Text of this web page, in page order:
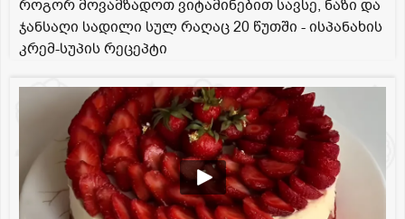
როგორ მოვამზადოთ ვიტამინებით სავსე, ნაზი და
ჯანსაღი სადილი სულ რაღაც 20 წუთში - ისპანახის
კრემ-სუპის რეცეპტი